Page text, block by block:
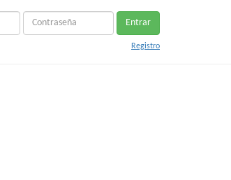
Entrar
Registro